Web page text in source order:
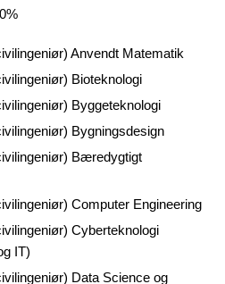
Anvendt Matematik
Bioteknologi
Byggeteknologi
Bygningsdesign
Bæredygtigt
Computer Engineering
Cyberteknologi
IT)
Data Science og